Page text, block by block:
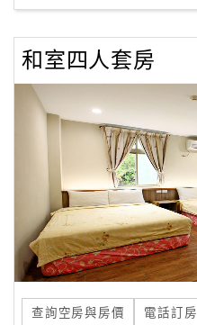
和室四人套房
查詢空房與房價 電話訂房